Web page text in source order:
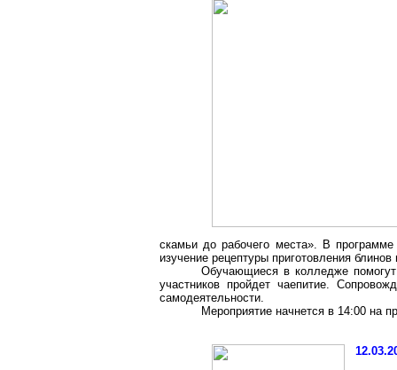
скамьи до рабочего места». В
изучение рецептуры приготовления
Обучающиеся в колледже
участников пройдет чаепитие.
самодеятельности.
Мероприятие начнется в 14:00 на